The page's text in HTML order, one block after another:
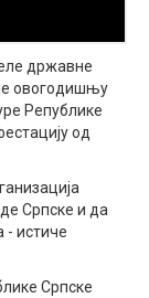
државне
овогодишњу
Републике
од
Српске и да
- истиче
Српске